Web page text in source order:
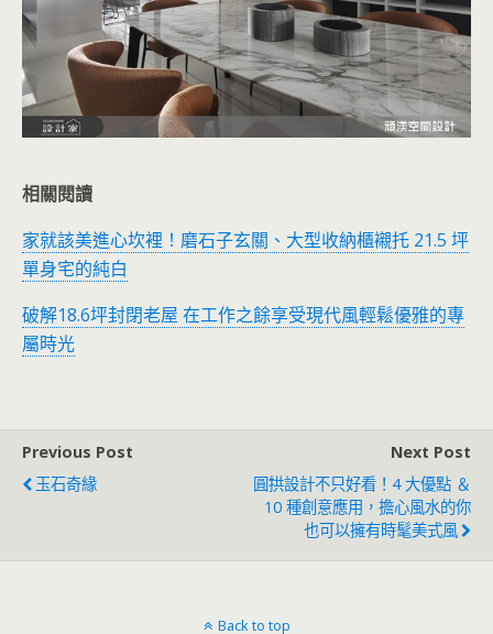
相關閱讀
家就該美進心坎裡！磨石子玄關、大型收納櫃襯托 21.5 坪
單身宅的純白
破解18.6坪封閉老屋 在工作之餘享受現代風輕鬆優雅的專
屬時光
Previous Post
玉石奇緣
Next Post
圓拱設計不只好看！4 大優點 ＆
10 種創意應用，擔心風水的你
也可以擁有時髦美式風
Back to top